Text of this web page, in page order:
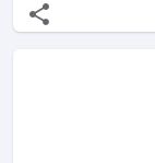
share